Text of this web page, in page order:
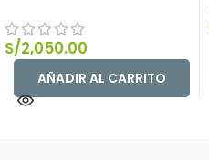
S/2,050.00
AÑADIR AL CARRITO